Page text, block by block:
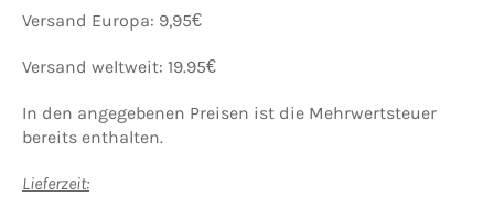
Versand Europa: 9,95€
Versand weltweit: 19.95€
In den angegebenen Preisen ist die Mehrwertsteuer
bereits enthalten.
Lieferzeit: